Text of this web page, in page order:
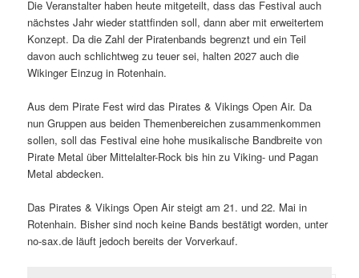
Die Veranstalter haben heute mitgeteilt, dass das Festival auch
nächstes Jahr wieder stattfinden soll, dann aber mit erweitertem
Konzept. Da die Zahl der Piratenbands begrenzt und ein Teil
davon auch schlichtweg zu teuer sei, halten 2027 auch die
Wikinger Einzug in Rotenhain.
Aus dem Pirate Fest wird das Pirates & Vikings Open Air. Da
nun Gruppen aus beiden Themenbereichen zusammenkommen
sollen, soll das Festival eine hohe musikalische Bandbreite von
Pirate Metal über Mittelalter-Rock bis hin zu Viking- und Pagan
Metal abdecken.
Das Pirates & Vikings Open Air steigt am 21. und 22. Mai in
Rotenhain. Bisher sind noch keine Bands bestätigt worden, unter
no-sax.de läuft jedoch bereits der Vorverkauf.